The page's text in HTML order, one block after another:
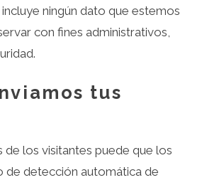
ningún dato que estemos
con fines administrativos,
tus
los visitantes puede que los
de detección automática de